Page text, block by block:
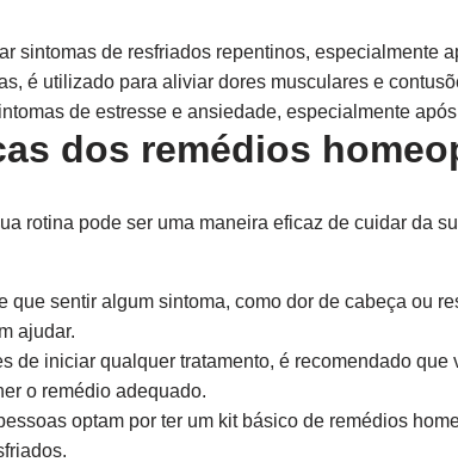
sintomas de resfriados repentinos, especialmente
é utilizado para aliviar dores musculares e
de estresse e ansiedade, especialmente
dos remédios
rotina pode ser uma maneira eficaz de cuidar da
que sentir algum sintoma, como dor de cabeça ou
ajudar.
de iniciar qualquer tratamento, é recomendado que
o remédio adequado.
optam por ter um kit básico de remédios